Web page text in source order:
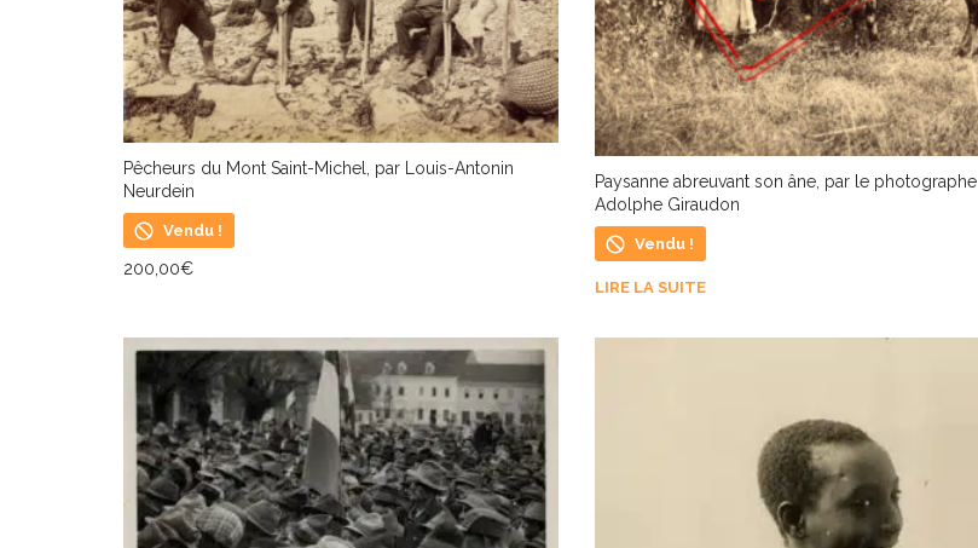
Pêcheurs du Mont Saint-Michel, par Louis-Antonin
Neurdein
Vendu !
200,00€
Paysanne abreuvant son âne, par le photographe
Adolphe Giraudon
Vendu !
LIRE LA SUITE